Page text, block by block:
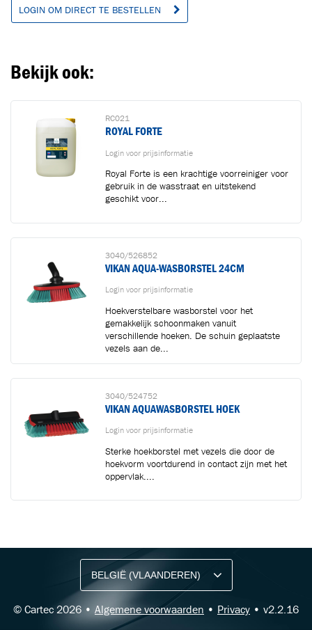
LOGIN OM DIRECT TE BESTELLEN
Bekijk ook:
RC021
ROYAL FORTE
Login voor prijsinformatie
Royal Forte is een krachtige voorreiniger voor
gebruik in de wasstraat en uitstekend
geschikt voor...
3040/526852
VIKAN AQUA-WASBORSTEL 24CM
Login voor prijsinformatie
Hoekverstelbare wasborstel voor het
gemakkelijk schoonmaken vanuit
verschillende hoeken. De schuin geplaatste
vezels aan de...
3040/524752
VIKAN AQUAWASBORSTEL HOEK
Login voor prijsinformatie
Sterke hoekborstel met vezels die door de
hoekvorm voortdurend in contact zijn met het
oppervlak....
© Cartec 2026 • Algemene voorwaarden • Privacy • v2.2.16
Ontvang vakgerelateerde tips,
aanbiedingen en productupdates van Cartec.